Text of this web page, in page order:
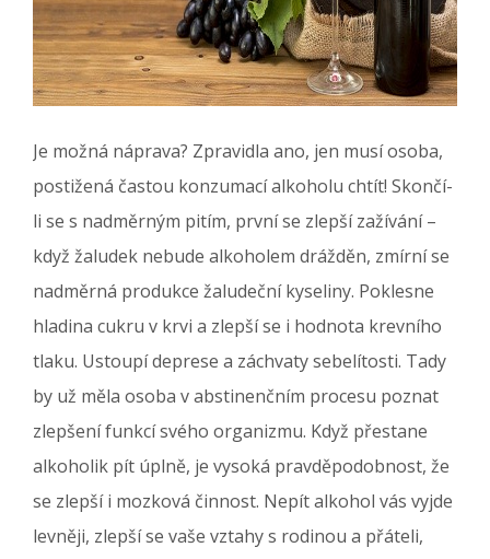
Je možná náprava? Zpravidla ano, jen musí osoba,
postižená častou konzumací alkoholu chtít! Skončí-
li se s nadměrným pitím, první se zlepší zažívání –
když žaludek nebude alkoholem drážděn, zmírní se
nadměrná produkce žaludeční kyseliny. Poklesne
hladina cukru v krvi a zlepší se i hodnota krevního
tlaku. Ustoupí deprese a záchvaty sebelítosti. Tady
by už měla osoba v abstinenčním procesu poznat
zlepšení funkcí svého organizmu. Když přestane
alkoholik pít úplně, je vysoká pravděpodobnost, že
se zlepší i mozková činnost. Nepít alkohol vás vyjde
levněji, zlepší se vaše vztahy s rodinou a přáteli,